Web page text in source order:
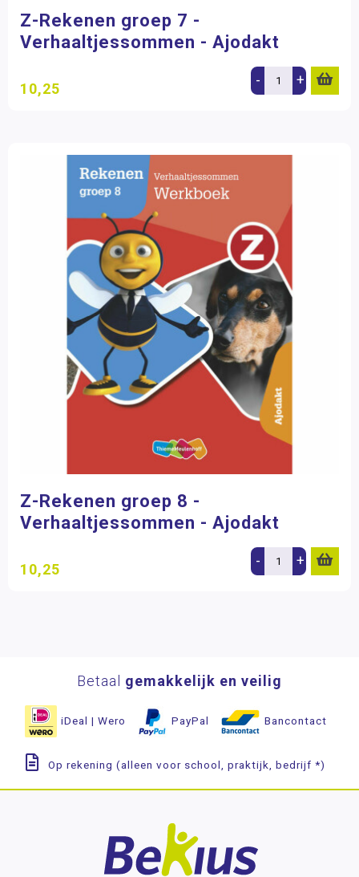
Z-Rekenen groep 7 -
Verhaaltjessommen - Ajodakt
10,25 - +
Z-Rekenen groep 8 -
Verhaaltjessommen - Ajodakt
10,25 - +
Betaal gemakkelijk en veilig
iDeal | Wero PayPal Bancontact
Op rekening (alleen voor school, praktijk, bedrijf *)